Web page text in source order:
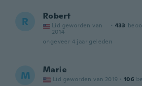
R Robert
Lid geworden van
2014
· 433
ongeveer 4 jaar geleden
M Marie
Lid geworden van 2019 · 106